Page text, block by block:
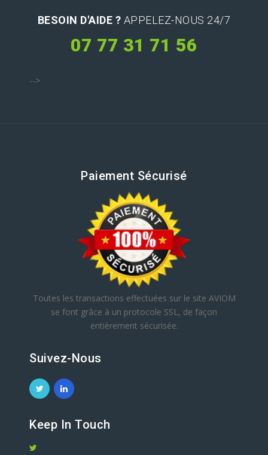
BESOIN D'AIDE ? APPELEZ-NOUS 24/7
07 77 31 71 56
-->
Paiement Sécurisé
Toutes les transactions effectuées sur le site AVIOM
se font grâce à un protocole SSL, de façon
entièrement sécurisée.
Suivez-Nous
Keep In Touch